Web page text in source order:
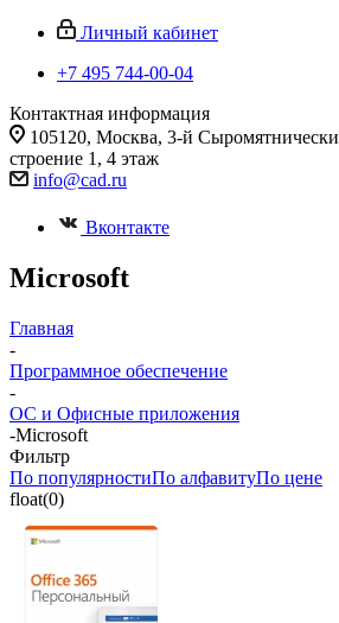
Личный кабинет
+7 495 744-00-04
Контактная информация
105120, Москва, 3-й
строение 1, 4 этаж
info@cad.ru
Вконтакте
Microsoft
Главная
-
Программное обеспечение
-
ОС и Офисные приложения
-Microsoft
Фильтр
По популярностиПо алфавитуПо цене
float(0)